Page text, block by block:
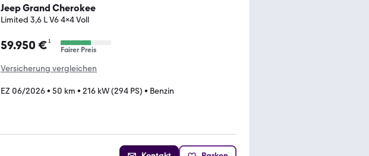
Jeep Grand Cherokee
Limited 3,6 L V6 4x4 Voll
59.950 €¹
Fairer Preis
Versicherung vergleichen
EZ 06/2026• 50 km • 216 kW (294 PS) • Benzin